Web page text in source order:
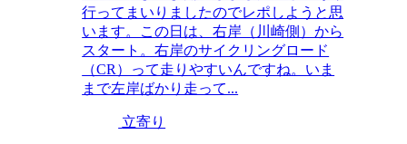
行ってまいりましたのでレポしようと思
います。この日は、右岸（川崎側）から
スタート。右岸のサイクリングロード
（CR）って走りやすいんですね。いま
まで左岸ばかり走って...
立寄り